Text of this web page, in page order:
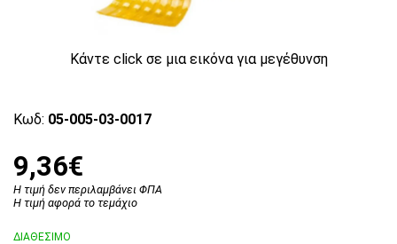
Κάντε click σε μια εικόνα για μεγέθυνση
Κωδ: 05-005-03-0017
9,36€
Η τιμή δεν περιλαμβάνει ΦΠΑ
Η τιμή αφορά το τεμάχιο
ΔΙΑΘΕΣΙΜΟ